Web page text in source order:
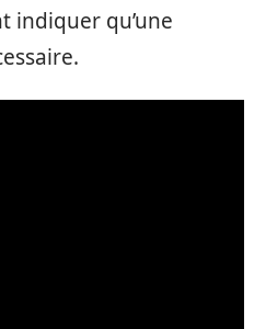
indiquer qu’une